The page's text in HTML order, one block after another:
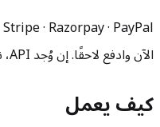
الآن وادفع لاحقًا. إن وُجد API، نربطه.
كيف يعمل